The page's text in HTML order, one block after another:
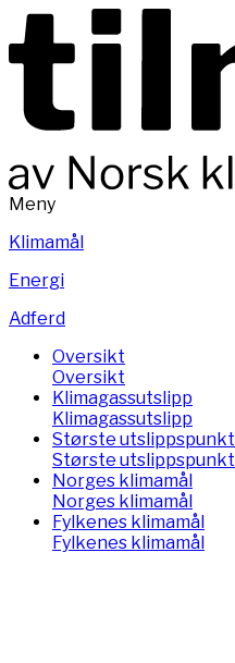
Meny
Klimamål
Energi
Adferd
Oversikt
Oversikt
Klimagassutslipp
Klimagassutslipp
Største utslippspunkt
Største utslippspunkt
Norges klimamål
Norges klimamål
Fylkenes klimamål
Fylkenes klimamål